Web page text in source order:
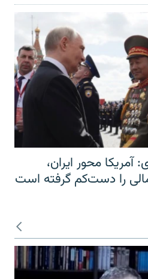
محور ایران،
را دست‌کم گرفته است